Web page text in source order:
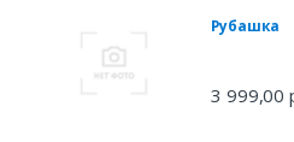
Рубашка
3 999,00